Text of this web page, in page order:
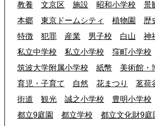
教養
文京区 施設 昭和小学校 景
本郷
東京ドームシティ 植物園 歴
特徴
犯罪 産業 男子校 白山
神
私立中学校
私立小学校 窪町小学校
筑波大学附属小学校
紙幣
美術館・
育児・子育て
自然 花まつり 茗荷
街道
観光 誠之小学校 豊明小学校
都立9庭園
都立学校
都立文化財9庭